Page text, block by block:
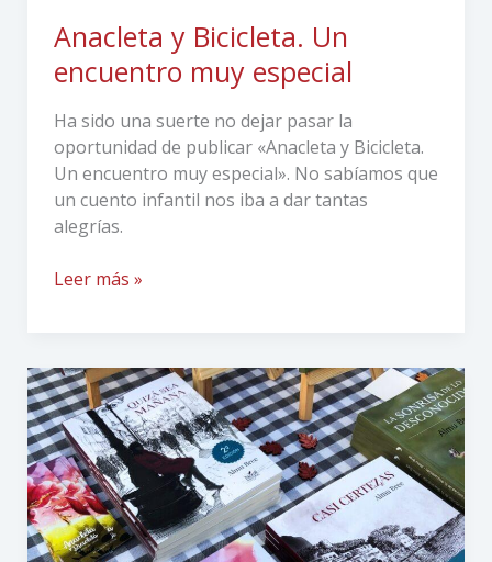
Anacleta y Bicicleta. Un
encuentro muy especial
Ha sido una suerte no dejar pasar la
oportunidad de publicar «Anacleta y Bicicleta.
Un encuentro muy especial». No sabíamos que
un cuento infantil nos iba a dar tantas
alegrías.
Leer más »
Zsa
Zsa
Zsú
Ediciones
en
la
XI